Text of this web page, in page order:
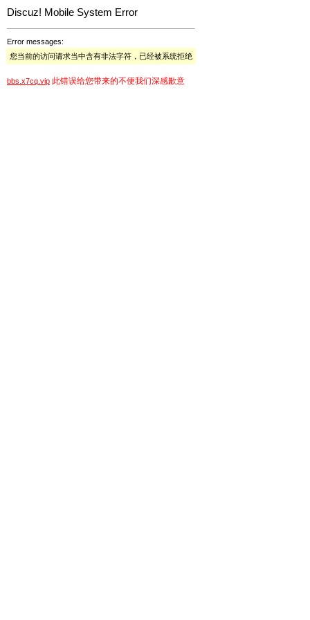
Discuz! Mobile System Error
Error messages:
您当前的访问请求当中含有非法字符，已经被系统拒绝
bbs.x7cq.vip 此错误给您带来的不便我们深感歉意